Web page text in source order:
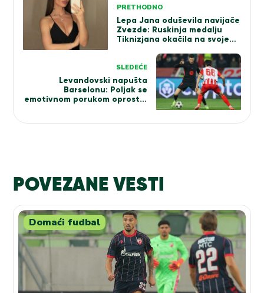
članka
PRETHODNO
Lepa Jana oduševila navijače
Zvezde: Ruskinja medalju
Tiknizjana okačila na svoje
SLEDEĆE
Levandovski napušta
Barselonu: Poljak se
emotivnom porukom oprostio
POVEZANE VESTI
Domaći fudbal